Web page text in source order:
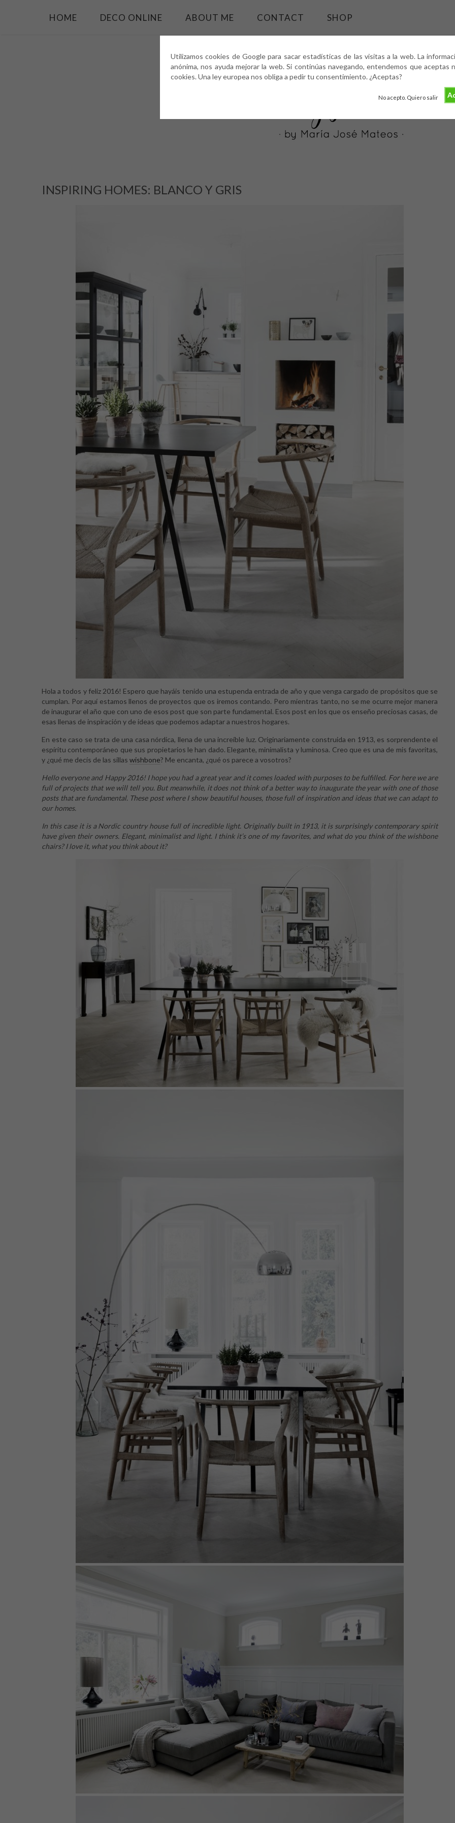
Utilizamos cookies de Google para sacar estadísticas de las visitas a la web. La
anónima, nos ayuda mejorar la web. Si continúas navegando, entendemos que aceptas
cookies. Una ley europea nos obliga a pedir tu consentimiento. ¿Aceptas?
No acepto. Quiero salir
HOME DECO ONLINE ABOUT ME CONTACT SHOP
INSPIRING HOMES: BLANCO Y GRIS
Hola a todos y feliz 2016! Espero que hayáis tenido una estupenda entrada de año y que venga cargado de propósitos que se
cumplan. Por aquí estamos llenos de proyectos que os iremos contando. Pero mientras tanto, no se me ocurre mejor manera
de inaugurar el año que con uno de esos post que son parte fundamental. Esos post en los que os enseño preciosas casas, de
esas llenas de inspiración y de ideas que podemos adaptar a nuestros hogares.
En este caso se trata de una casa nórdica, llena de una increíble luz. Originariamente construida en 1913, es sorprendente el
espíritu contemporáneo que sus propietarios le han dado. Elegante, minimalista y luminosa. Creo que es una de mis favoritas,
y ¿qué me decís de las sillas wishbone? Me encanta, ¿qué os parece a vosotros?
Hello everyone and Happy 2016! I hope you had a great year and it comes loaded with purposes to be fulfilled. For here we are
full of projects that we will tell you. But meanwhile, it does not think of a better way to inaugurate the year with one of those
posts that are fundamental. These post where I show beautiful houses, those full of inspiration and ideas that we can adapt to
our homes.
In this case it is a Nordic country house full of incredible light. Originally built in 1913, it is surprisingly contemporary spirit
have given their owners. Elegant, minimalist and light. I think it’s one of my favorites, and what do you think of the wishbone
chairs? I love it, what you think about it?